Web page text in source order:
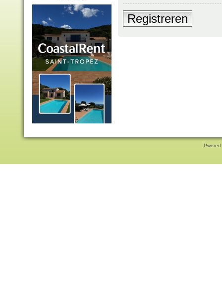
Registreren